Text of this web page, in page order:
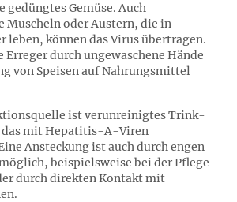
Gemüse. Auch
Muscheln oder Austern, die in
leben, können das Virus übertragen.
Erreger durch ungewaschene Hände
von Speisen auf Nahrungsmittel
ist verunreinigtes Trink-
das mit Hepatitis-A-Viren
Ansteckung ist auch durch engen
beispielsweise bei der Pflege
durch direkten Kontakt mit